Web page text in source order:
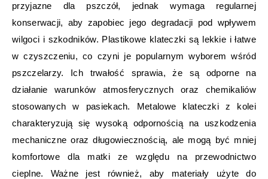
przyjazne dla pszczół, jednak wymaga regularnej
konserwacji, aby zapobiec jego degradacji pod wpływem
wilgoci i szkodników. Plastikowe klateczki są lekkie i łatwe
w czyszczeniu, co czyni je popularnym wyborem wśród
pszczelarzy. Ich trwałość sprawia, że są odporne na
działanie warunków atmosferycznych oraz chemikaliów
stosowanych w pasiekach. Metalowe klateczki z kolei
charakteryzują się wysoką odpornością na uszkodzenia
mechaniczne oraz długowiecznością, ale mogą być mniej
komfortowe dla matki ze względu na przewodnictwo
cieplne. Ważne jest również, aby materiały użyte do